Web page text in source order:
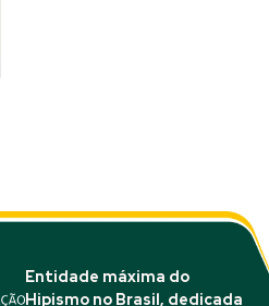
Entidade máxima do
Hipismo no Brasil, dedicada